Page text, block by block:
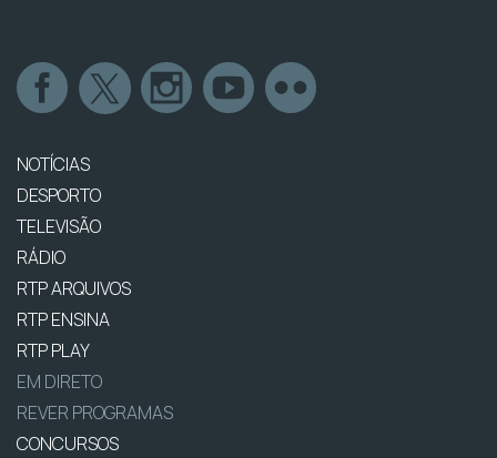
NOTÍCIAS
DESPORTO
TELEVISÃO
RÁDIO
RTP ARQUIVOS
RTP ENSINA
RTP PLAY
EM DIRETO
REVER PROGRAMAS
CONCURSOS